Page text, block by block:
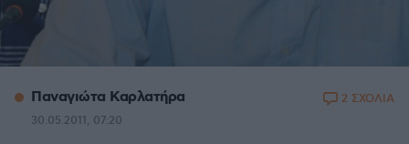
Παναγιώτα Καρλατήρα
30.05.2011, 07:20
2 ΣΧΟΛΙΑ